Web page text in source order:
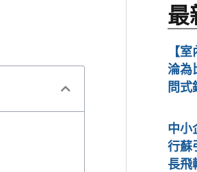
最
【
淪為
問式
中小
行蘇
長飛